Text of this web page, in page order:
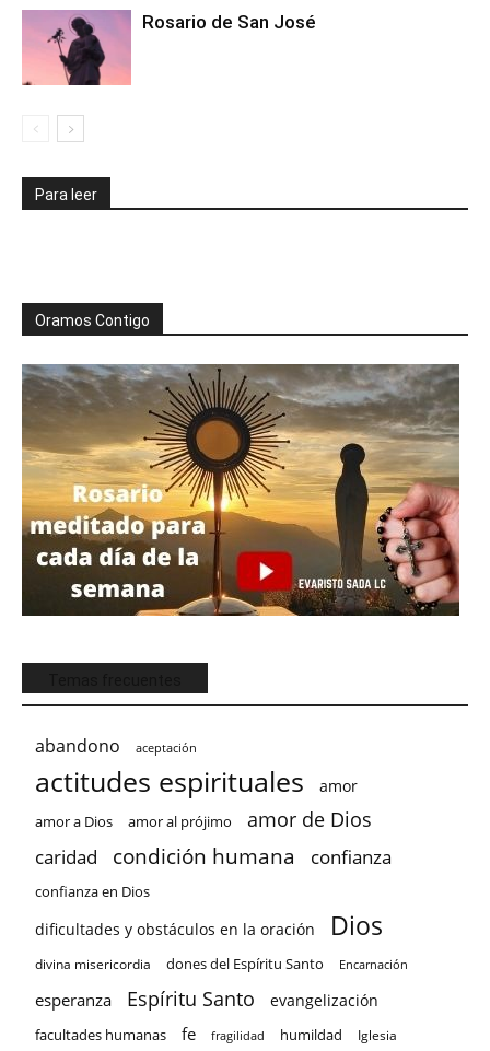
Rosario de San José
Para leer
Oramos Contigo
abandono aceptación
actitudes espirituales amor
amor a Dios amor al prójimo amor de Dios
caridad condición humana confianza
confianza en Dios
dificultades y obstáculos en la oración Dios
divina misericordia dones del Espíritu Santo Encarnación
esperanza Espíritu Santo evangelización
facultades humanas fe fragilidad humildad Iglesia